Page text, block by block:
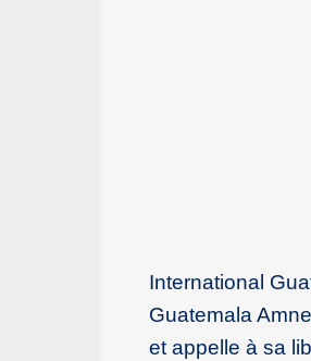
International
Guatemala
et appelle à sa